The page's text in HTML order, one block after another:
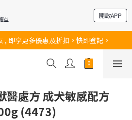
益 開啟APP
$200 即可免費送貨!
$200 即可免費送貨!
, 即享更多優惠及折扣。快即登記。
$200 即可免費送貨!
處方 成犬敏感配方
(4473)